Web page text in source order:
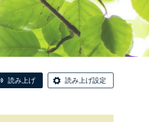
読み上げ 読み上げ設定